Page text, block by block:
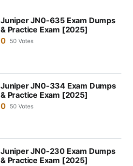
Juniper JN0-635 Exam Dumps
& Practice Exam [2025]
0
50 Votes
Juniper JN0-334 Exam Dumps
& Practice Exam [2025]
0
50 Votes
Juniper JN0-230 Exam Dumps
& Practice Exam [2025]